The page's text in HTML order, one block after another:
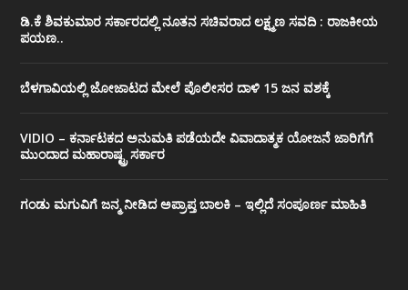
ಡಿ.ಕೆ ಶಿವಕುಮಾರ ಸರ್ಕಾರದಲ್ಲಿ ನೂತನ ಸಚಿವರಾದ ಲಕ್ಷ್ಮಣ ಸವದಿ : ರಾಜಕೀಯ
ಪಯಣ..
ಬೆಳಗಾವಿಯಲ್ಲಿ ಜೋಜಾಟದ ಮೇಲೆ ಪೊಲೀಸರ ದಾಳಿ 15 ಜನ ವಶಕ್ಕೆ
VIDIO – ಕರ್ನಾಟಕದ ಅನುಮತಿ ಪಡೆಯದೇ ವಿವಾದಾತ್ಮಕ ಯೋಜನೆ ಜಾರಿಗೆಗೆ
ಮುಂದಾದ ಮಹಾರಾಷ್ಟ್ರ ಸರ್ಕಾರ
ಗಂಡು ಮಗುವಿಗೆ ಜನ್ಮ ನೀಡಿದ ಅಪ್ರಾಪ್ತ ಬಾಲಕಿ – ಇಲ್ಲಿದೆ ಸಂಪೂರ್ಣ ಮಾಹಿತಿ